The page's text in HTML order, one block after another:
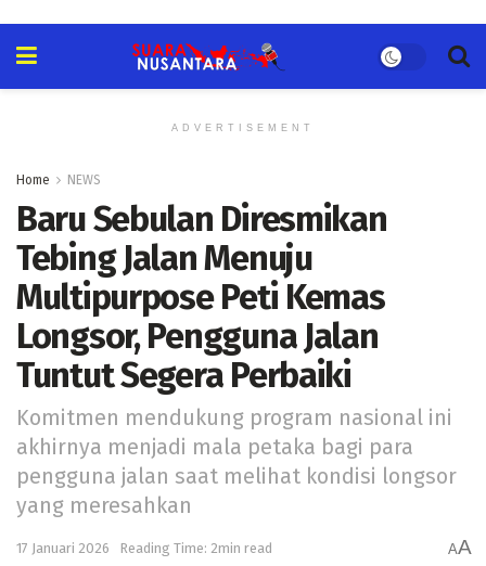
ADVERTISEMENT
Home NEWS
Baru Sebulan Diresmikan
Tebing Jalan Menuju
Multipurpose Peti Kemas
Longsor, Pengguna Jalan
Tuntut Segera Perbaiki
Komitmen mendukung program nasional ini
akhirnya menjadi mala petaka bagi para
pengguna jalan saat melihat kondisi longsor
yang meresahkan
17 Januari 2026 Reading Time: 2min read AA